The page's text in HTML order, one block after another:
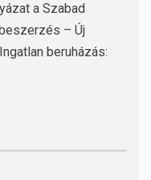
a Szabad
– Új
beruházás: